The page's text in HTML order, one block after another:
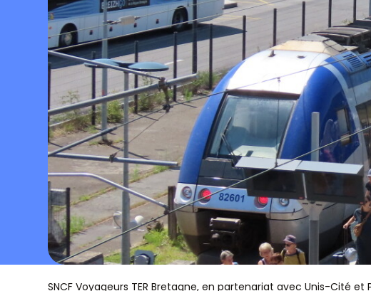
SNCF Voyageurs TER Bretagne, en partenariat avec Unis-Cité